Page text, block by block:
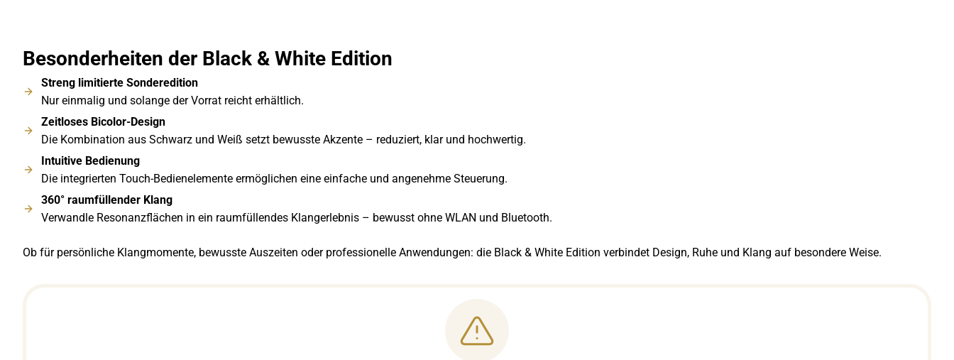
Besonderheiten der Black & White Edition
Streng limitierte Sonderedition
Nur einmalig und solange der Vorrat reicht erhältlich.
Zeitloses Bicolor-Design
Die Kombination aus Schwarz und Weiß setzt bewusste Akzente – reduziert, klar und hochwertig.
Intuitive Bedienung
Die integrierten Touch-Bedienelemente ermöglichen eine einfache und angenehme Steuerung.
360° raumfüllender Klang
Verwandle Resonanzflächen in ein raumfüllendes Klangerlebnis – bewusst ohne WLAN und Bluetooth.
Ob für persönliche Klangmomente, bewusste Auszeiten oder professionelle Anwendungen: die Black & White Edition verbindet Design, Ruhe und Klang auf besondere Weise.